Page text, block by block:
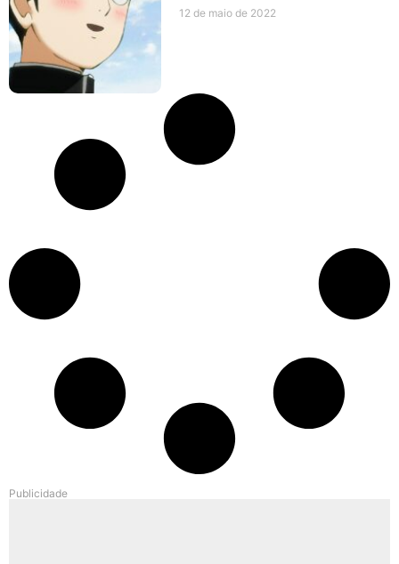
12 de maio de 2022
Publicidade